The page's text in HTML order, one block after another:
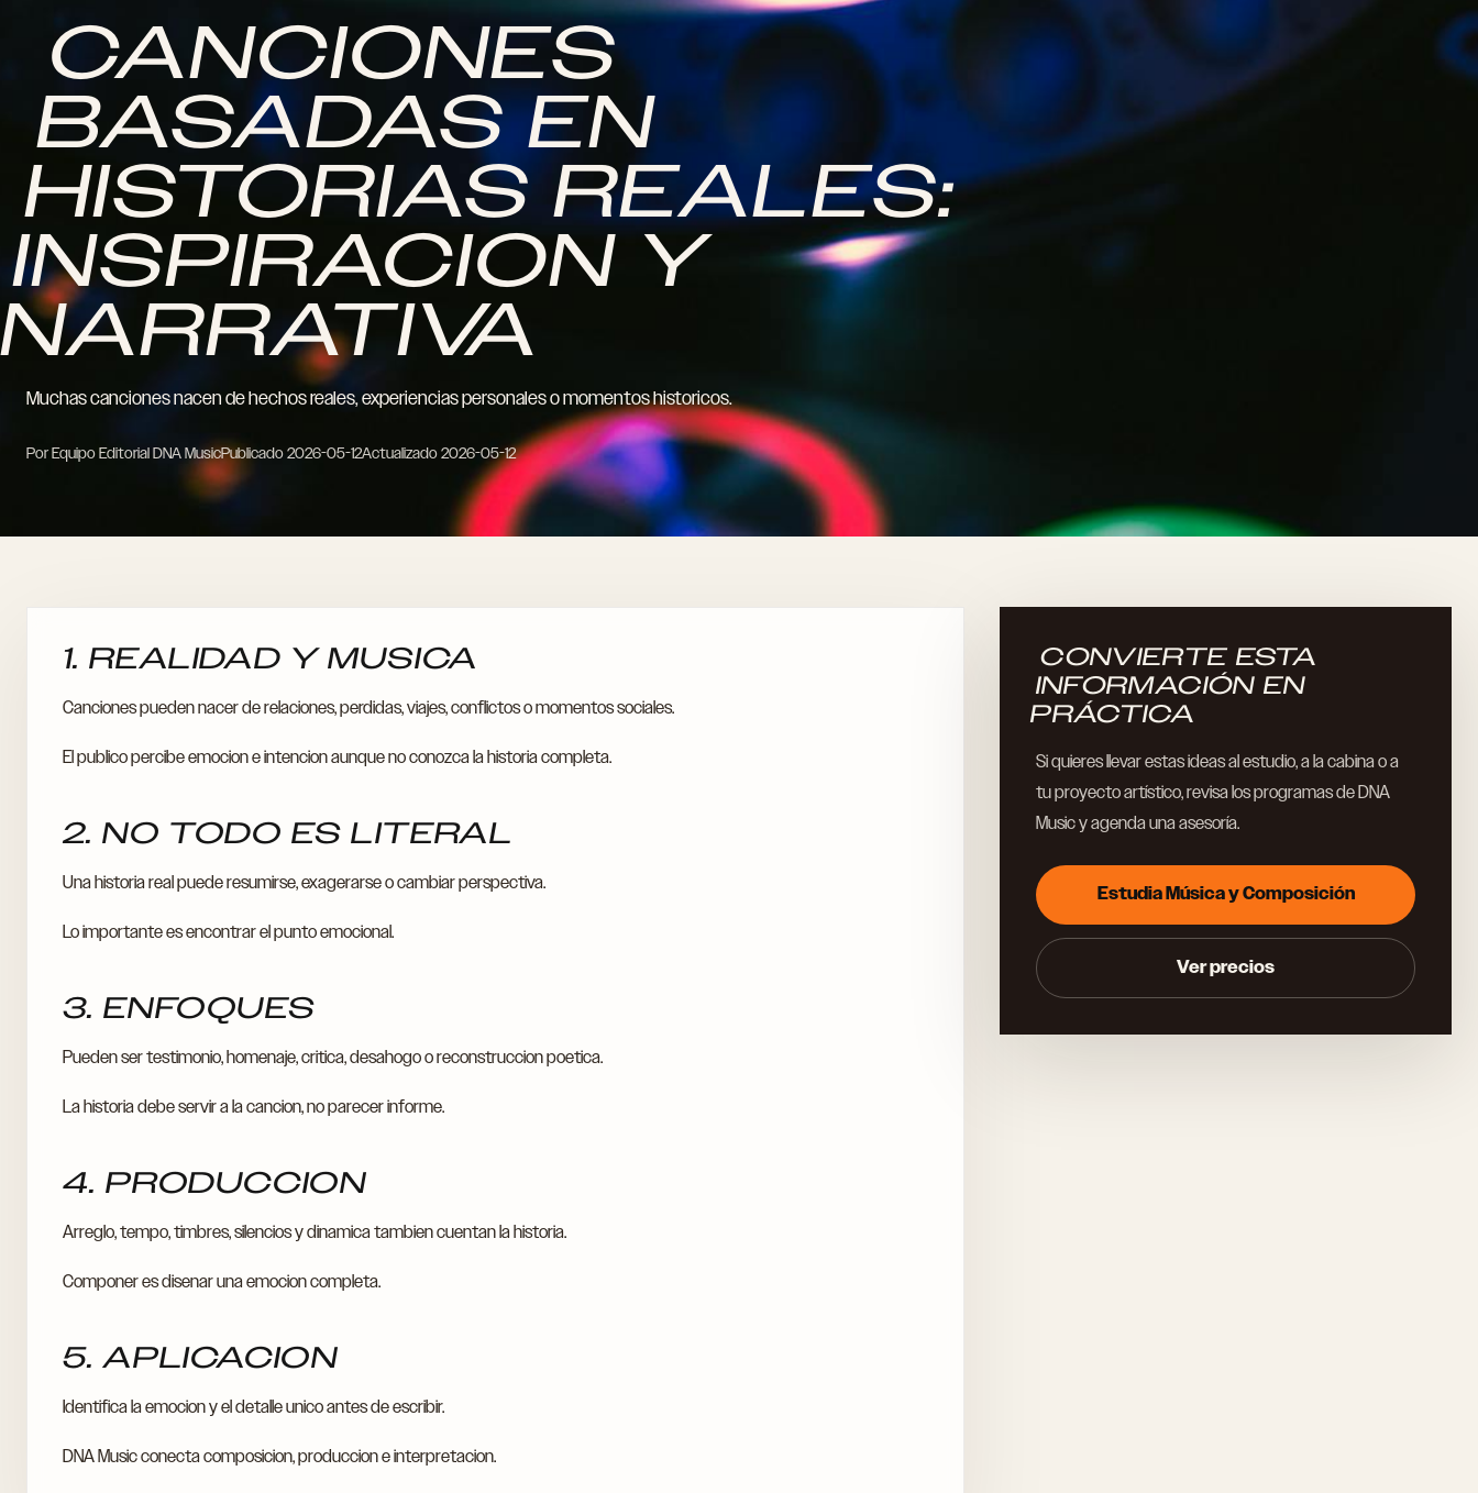
CANCIONES
BASADAS EN
HISTORIAS REALES:
INSPIRACION Y
Muchas canciones nacen de hechos reales, experiencias personales o momentos historicos.
Por Equipo Editorial DNA MusicPublicado2026-05-12Actualizado2026-05-12
1. REALIDAD Y MUSICA
Canciones pueden nacer de relaciones, perdidas, viajes, conflictos o momentos sociales.
El publico percibe emocion e intencion aunque no conozca la historia completa.
2. NO TODO ES LITERAL
Una historia real puede resumirse, exagerarse o cambiar perspectiva.
Lo importante es encontrar el punto emocional.
3. ENFOQUES
Pueden ser testimonio, homenaje, critica, desahogo o reconstruccion poetica.
La historia debe servir a la cancion, no parecer informe.
4. PRODUCCION
Arreglo, tempo, timbres, silencios y dinamica tambien cuentan la historia.
Componer es disenar una emocion completa.
5. APLICACION
Identifica la emocion y el detalle unico antes de escribir.
DNA Music conecta composicion, produccion e interpretacion.
CONVIERTE ESTA
INFORMACIÓN EN
PRÁCTICA
Si quieres llevar estas ideas al estudio, a la cabina o a
tu proyecto artístico, revisa los programas de DNA
Music y agenda una asesoría.
Estudia Música y Composición
Ver precios